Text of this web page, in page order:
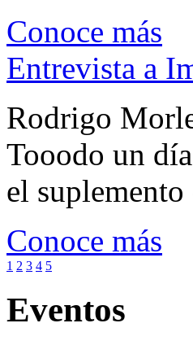
Conoce más
Entrevista a
Rodrigo
Tooodo un
el
Conoce más
1 2 3 4 5
Eventos